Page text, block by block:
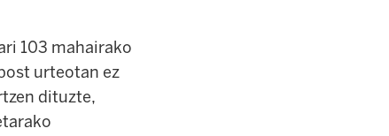
103 mahairako
urteotan ez
dituzte,